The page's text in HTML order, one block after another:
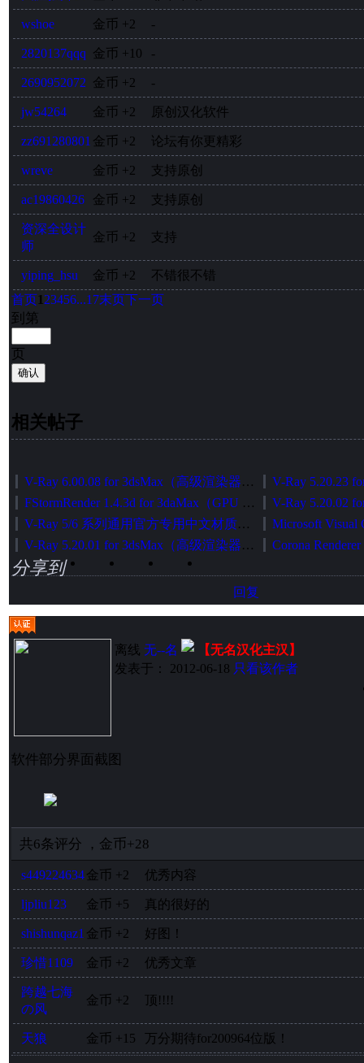
wshoe 金币 +2 -
2820137qqq 金币 +10 -
2690952072 金币 +2 -
jw54264 金币 +2 原创汉化软件
zz691280801 金币 +2 论坛有你更精彩
wreve 金币 +2 支持原创
ac19860426 金币 +2 支持原创
资深全设计
师
金币 +2 支持
yiping_hsu 金币 +2
不错很不错
首页1 23456...17末页下一页
到第
页
确认
相关帖子
V-Ray 6.00.08 for 3dsMax（高级渲染器）中英文切换加强版（官方正式发布版）
FStormRender 1.4.3d for 3daMax（GPU 无偏渲染器）简体中文版[智能安装版]
V-Ray 5/6 系列通用官方专用中文材质库智能安装包
V-Ray 5.20.01 for 3dsMax（高级渲染器）中英文切换加强版（官方正式发布版）
分享到
回复
离线 无--名
【无名汉化主汉】
发表于： 2012-06-18 只看该作者
软件部分界面截图
共6条评分 ， 金币+28
s449224634金币 +2 优秀内容
ljpliu123 金币 +5 真的很好的
shishunqaz1 金币 +2 好图！
珍惜1109 金币 +2 优秀文章
跨越七海
の风
金币 +2 顶!!!!
天狼 金币 +15 万分期待for200964位版！